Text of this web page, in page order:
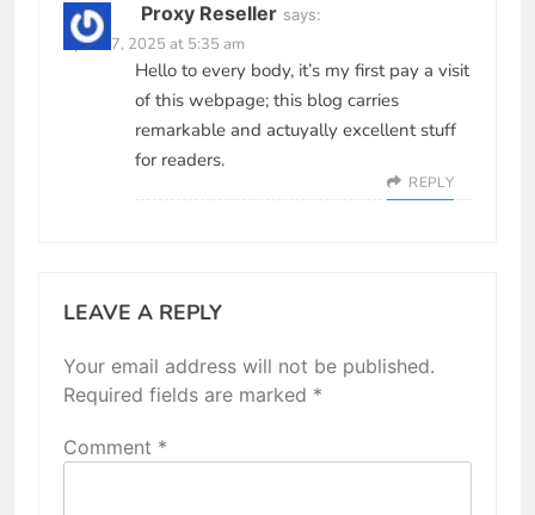
Proxy Reseller says:
April 17, 2025 at 5:35 am
Hello to every body, it’s my first pay a visit
of this webpage; this blog carries
remarkable and actuyally excellent stuff
for readers.
REPLY
LEAVE A REPLY
Your email address will not be published.
Required fields are marked *
Comment *